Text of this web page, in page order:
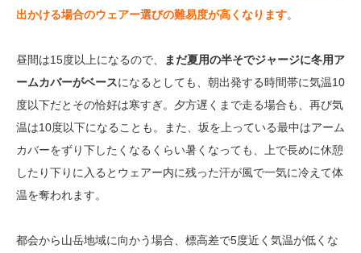
出かける場合のウェアー選びの難易度が高くなります。
昼間は15度以上になるので、
まだ夏用の半そでジャージに冬用ア
ームカバーがベースになるとしても、朝出発する時間帯に気温10
度以下だとその恰好は寒すぎ。夕方遅くまで走る場合も、再び気
温は10度以下になることも。また、坂を上っている最中はアーム
カバーをずり下したくなるくらい暑くなっても、上で長めに休憩
したり下りに入るとウェアー内に残った汗が風で一気に冷えて体
温を奪われます。
都会から山岳地域に向かう場合、標高差で5度近く気温が低くな